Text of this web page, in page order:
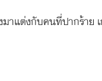
มาแต่งกับคนที่ปากร้า